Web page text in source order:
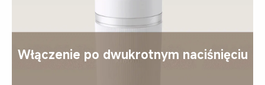
Włączenie po dwukrotnym naciśnięciu